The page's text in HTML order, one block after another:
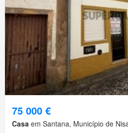
75 000 €
Casa em Santana, Município de